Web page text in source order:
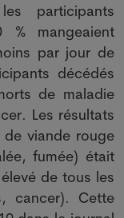
participants
mangeaient
par jour de
décédés
de maladie
Les résultats
viande rouge
fumée) était
de tous les
cancer). Cette